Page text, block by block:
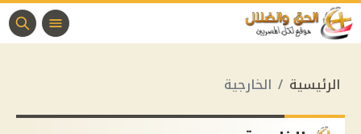
الرئيسية الخارجية